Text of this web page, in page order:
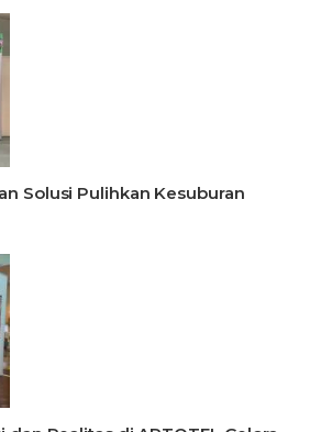
Solusi Pulihkan Kesuburan